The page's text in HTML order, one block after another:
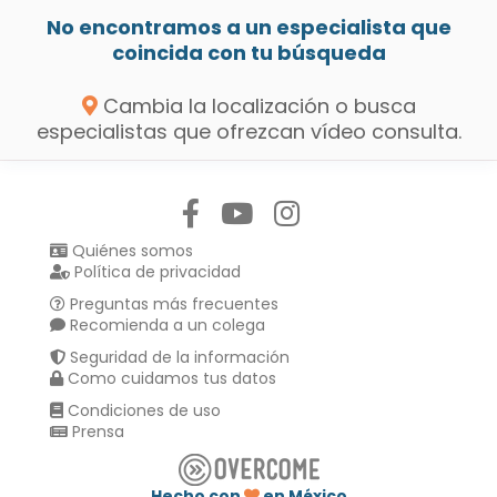
No encontramos a un especialista que
coincida con tu búsqueda
Cambia la localización o busca
especialistas que ofrezcan vídeo consulta.
Quiénes somos
Política de privacidad
Preguntas más frecuentes
Recomienda a un colega
Seguridad de la información
Como cuidamos tus datos
Condiciones de uso
Prensa